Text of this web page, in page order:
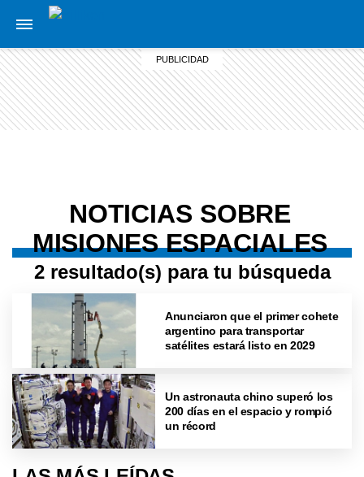
NOTICIAS SOBRE
MISIONES ESPACIALES
2 resultado(s) para tu búsqueda
Anunciaron que el primer cohete
argentino para transportar
satélites estará listo en 2029
Un astronauta chino superó los
200 días en el espacio y rompió
un récord